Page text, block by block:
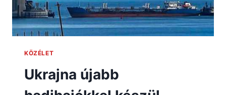
KÖZÉLET
Ukrajna újabb